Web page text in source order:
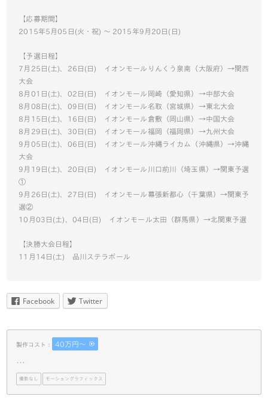
【応募期間】
2015年5月05日(火・祝) ～ 2015年9月20日(日)
【予選日程】
7月25日(土)、26日(日) イオンモールりんくう泉南（大阪府）→関西
大会
8月01日(土)、02日(日) イオンモール岡崎（愛知県）→中部大会
8月08日(土)、09日(日) イオンモール名取（宮城県）→東北大会
8月15日(土)、16日(日) イオンモール倉敷（岡山県）→中国大会
8月29日(土)、30日(日) イオンモール福岡（福岡県）→九州大会
9月05日(土)、06日(日) イオンモール沖縄ライカム（沖縄県）→沖縄
大会
9月19日(土)、20日(日) イオンモール川口前川（埼玉県）→関東予選
①
9月26日(土)、27日(日) イオンモール幕張新都心（千葉県）→関東予
選②
10月03日(土)、04日(日) イオンモール太田（群馬県）→北関東予選
【決勝大会日程】
11月14日(土) 品川ステラボール
Facebook Twitter
製作コスト： 40万円〜
･･･
撮影なし モーショングラフィックス